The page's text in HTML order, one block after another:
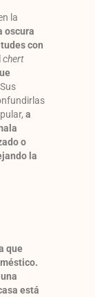
la
oscura
con
chert
Sus
a
o
la
que
está